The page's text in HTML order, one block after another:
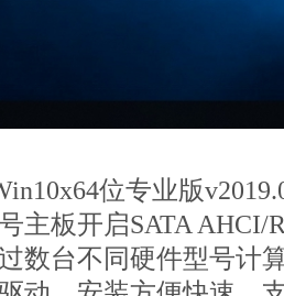
位专业版
主板开启SATA AHCI/
数台不同硬件型号计